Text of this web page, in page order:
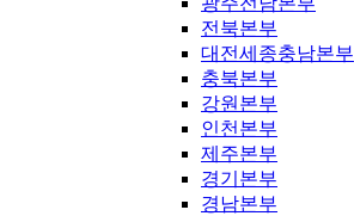
전북본부
대전세종충남본부
충북본부
강원본부
인천본부
제주본부
경기본부
경남본부